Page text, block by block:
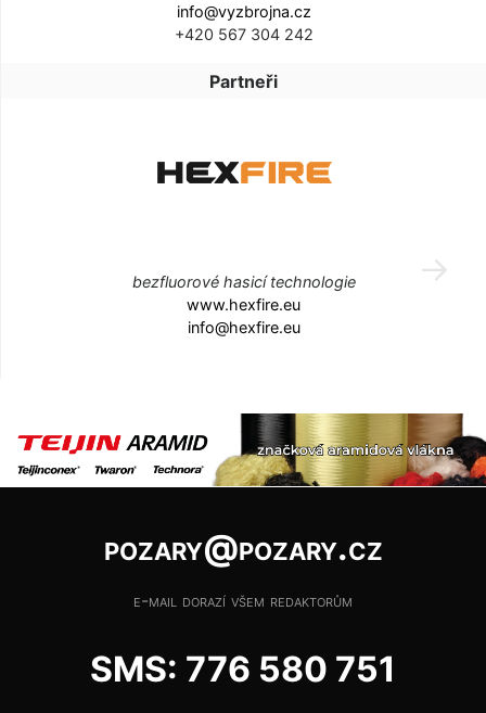
info@vyzbrojna.cz
+420 567 304 242
Partneři
bezfluorové hasicí technologie
www.hexfire.eu
info@hexfire.eu
pozary@pozary.cz
e-mail dorazí všem redaktorům
SMS: 776 580 751